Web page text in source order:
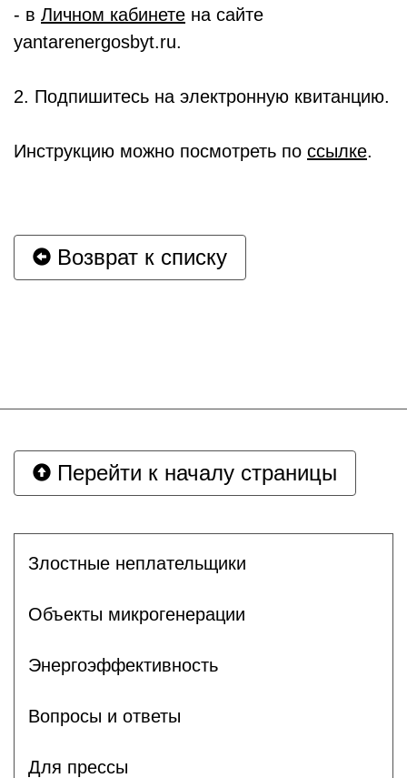
- в Личном кабинете на сайте
yantarenergosbyt.ru.
2. Подпишитесь на электронную квитанцию.
Инструкцию можно посмотреть по ссылке.
Возврат к списку
Перейти к началу страницы
Злостные неплательщики
Объекты микрогенерации
Энергоэффективность
Вопросы и ответы
Для прессы